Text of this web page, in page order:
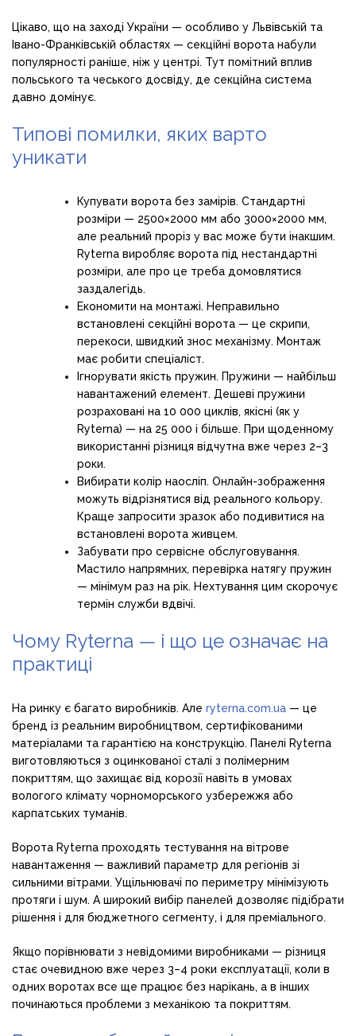
Цікаво, що на заході України — особливо у Львівській та
Івано-Франківській областях — секційні ворота набули
популярності раніше, ніж у центрі. Тут помітний вплив
польського та чеського досвіду, де секційна система
давно домінує.
Типові помилки, яких варто
уникати
Купувати ворота без замірів. Стандартні
розміри — 2500×2000 мм або 3000×2000 мм,
але реальний проріз у вас може бути інакшим.
Ryterna виробляє ворота під нестандартні
розміри, але про це треба домовлятися
заздалегідь.
Економити на монтажі. Неправильно
встановлені секційні ворота — це скрипи,
перекоси, швидкий знос механізму. Монтаж
має робити спеціаліст.
Ігнорувати якість пружин. Пружини — найбільш
навантажений елемент. Дешеві пружини
розраховані на 10 000 циклів, якісні (як у
Ryterna) — на 25 000 і більше. При щоденному
використанні різниця відчутна вже через 2–3
роки.
Вибирати колір наосліп. Онлайн-зображення
можуть відрізнятися від реального кольору.
Краще запросити зразок або подивитися на
встановлені ворота живцем.
Забувати про сервісне обслуговування.
Мастило напрямних, перевірка натягу пружин
— мінімум раз на рік. Нехтування цим скорочує
термін служби вдвічі.
Чому Ryterna — і що це означає на
практиці
На ринку є багато виробників. Але ryterna.com.ua — це
бренд із реальним виробництвом, сертифікованими
матеріалами та гарантією на конструкцію. Панелі Ryterna
виготовляються з оцинкованої сталі з полімерним
покриттям, що захищає від корозії навіть в умовах
вологого клімату чорноморського узбережжя або
карпатських туманів.
Ворота Ryterna проходять тестування на вітрове
навантаження — важливий параметр для регіонів зі
сильними вітрами. Ущільнювачі по периметру мінімізують
протяги і шум. А широкий вибір панелей дозволяє підібрати
рішення і для бюджетного сегменту, і для преміального.
Якщо порівнювати з невідомими виробниками — різниця
стає очевидною вже через 3–4 роки експлуатації, коли в
одних воротах все ще працює без нарікань, а в інших
починаються проблеми з механікою та покриттям.